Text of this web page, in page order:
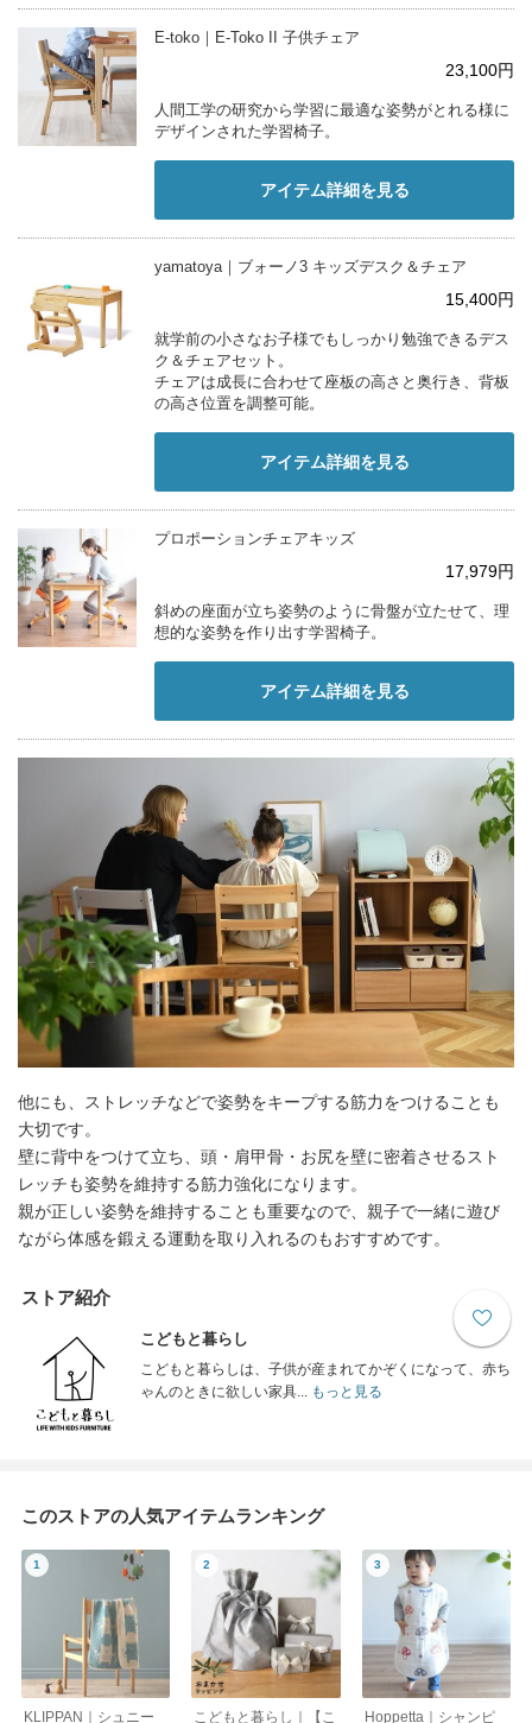
E-toko｜E-Toko II 子供チェア
23,100円
人間工学の研究から学習に最適な姿勢がとれる様に
デザインされた学習椅子。
アイテム詳細を見る
yamatoya｜ブォーノ3 キッズデスク＆チェア
15,400円
就学前の小さなお子様でもしっかり勉強できるデス
ク＆チェアセット。
チェアは成長に合わせて座板の高さと奥行き、背板
の高さ位置を調整可能。
アイテム詳細を見る
プロポーションチェアキッズ
17,979円
斜めの座面が立ち姿勢のように骨盤が立たせて、理
想的な姿勢を作り出す学習椅子。
アイテム詳細を見る
他にも、ストレッチなどで姿勢をキープする筋力をつけることも
大切です。
壁に背中をつけて立ち、頭・肩甲骨・お尻を壁に密着させるスト
レッチも姿勢を維持する筋力強化になります。
親が正しい姿勢を維持することも重要なので、親子で一緒に遊び
ながら体感を鍛える運動を取り入れるのもおすすめです。
ストア紹介
こどもと暮らし
こどもと暮らしは、子供が産まれてかぞくになって、赤ち
ゃんのときに欲しい家具...もっと見る
このストアの人気アイテムランキング
KLIPPAN｜シュニー こどもと暮らし｜【こ Hoppetta｜シャンピ